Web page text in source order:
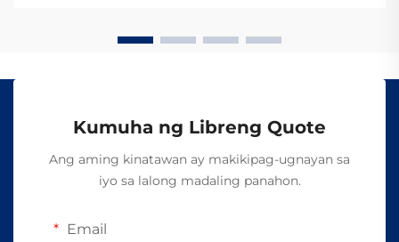
Kumuha ng Libreng Quote
Ang aming kinatawan ay makikipag-ugnayan sa
iyo sa lalong madaling panahon.
Email